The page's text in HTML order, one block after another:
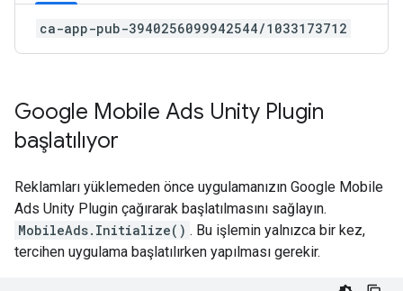
ca-app-pub-3940256099942544/1033173712
Google Mobile Ads Unity Plugin
başlatılıyor
Reklamları yüklemeden önce uygulamanızın Google Mobile
Ads Unity Plugin çağırarak başlatılmasını sağlayın.
MobileAds.Initialize() . Bu işlemin yalnızca bir kez,
tercihen uygulama başlatılırken yapılması gerekir.